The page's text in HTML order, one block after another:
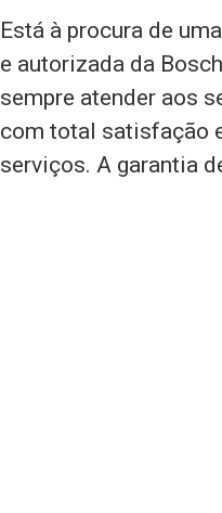
Está à procura de
e autorizada da
sempre atender aos
com total satisfação
serviços. A garantia